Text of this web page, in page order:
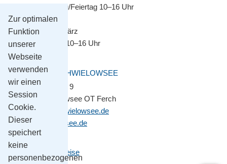
Zur optimalen
Funktion
unserer
Webseite
verwenden
wir einen
Session
Cookie.
Dieser
speichert
keine
personenbezogenen
Montag–Sonntag/Feiertag 10–16 Uhr
November bis März
Montag–Freitag 10–16 Uhr
GEMEINDE SCHWIELOWSEE
Potsdamer Platz 9
14548 Schwielowsee OT Ferch
gemeinde@schwielowsee.de
www.schwielowsee.de
Kontakt & Anreise